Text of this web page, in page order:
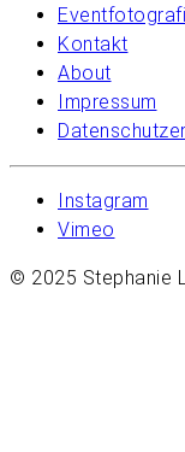
Kontakt
About
Impressum
Instagram
Vimeo
© 2025 Stephanie